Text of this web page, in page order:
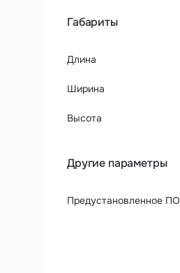
Габариты
Длина
Ширина
Высота
Другие параметры
Предустановленное ПО